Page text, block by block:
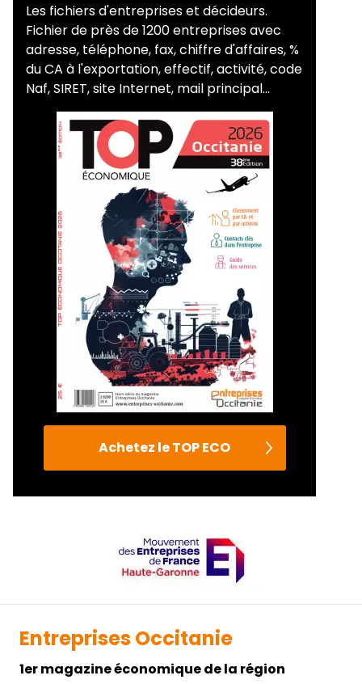
Les fichiers d'entreprises et décideurs.
Fichier de près de 1200 entreprises avec
adresse, téléphone, fax, chiffre d'affaires, %
du CA à l'exportation, effectif, activité, code
Naf, SIRET, site Internet, mail principal...
Achetez le TOP ECO
Entreprises Occitanie
1er magazine économique de la région